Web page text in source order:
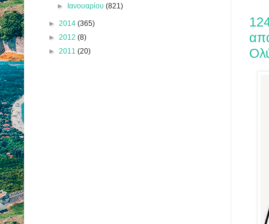
► Ιανουαρίου(821)
► 2014 (365)
► 2012 (8)
► 2011 (20)